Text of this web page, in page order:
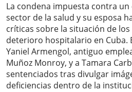
La condena impuesta contra
sector de la salud y su esposa
críticas sobre la situación de
deterioro hospitalario en Cuba.
Yaniel Armengol, antiguo
Muñoz Monroy, y a Tamara
sentenciados tras divulgar
deficiencias dentro de la